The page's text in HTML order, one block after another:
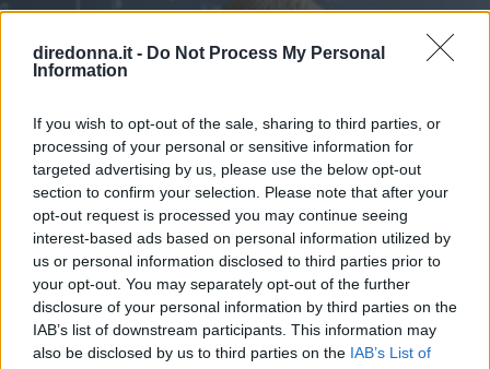
diredonna.it - Do Not Process My Personal
Information
If you wish to opt-out of the sale, sharing to third parties, or
processing of your personal or sensitive information for
targeted advertising by us, please use the below opt-out
section to confirm your selection. Please note that after your
opt-out request is processed you may continue seeing
interest-based ads based on personal information utilized by
us or personal information disclosed to third parties prior to
your opt-out. You may separately opt-out of the further
disclosure of your personal information by third parties on the
IAB’s list of downstream participants. This information may
also be disclosed by us to third parties on the IAB’s List of